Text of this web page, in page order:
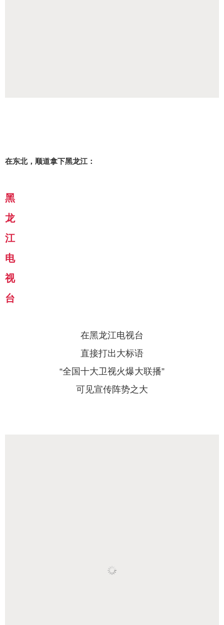
在东北，顺道拿下黑龙江：
黑
龙
江
电
视
台
在黑龙江电视台
直接打出大标语
“全国十大卫视火爆大联播”
可见宣传阵势之大